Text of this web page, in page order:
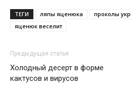
ТЕГИ ляпы яценюка проколы
яценюк веселит
Предыдущая статья
Холодный десерт в форме
кактусов и вирусов